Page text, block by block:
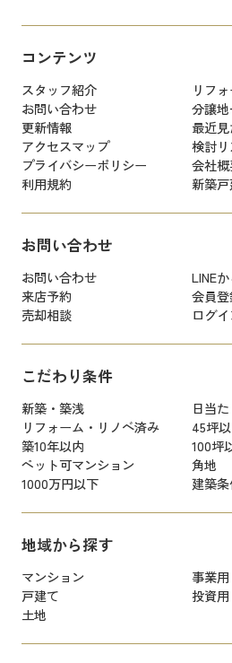
コンテンツ
スタッフ紹介
リフ
お問い合わせ
分譲
更新情報
最近
アクセスマップ
検討リ
プライバシーポリシー
会社
利用規約
新築
お問い合わせ
お問い合わせ
LINE
来店予約
会員
売却相談
ログ
こだわり条件
新築・築浅
日当
リフォーム・リノベ済み
45坪
築10年以内
100坪
ペット可マンション
角地
1000万円以下
建築
地域から探す
マンション
事業用
戸建て
投資用
土地